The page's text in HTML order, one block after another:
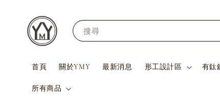
搜尋
首頁 關於YMY 最新消息 形工設計區 有鈦
所有商品